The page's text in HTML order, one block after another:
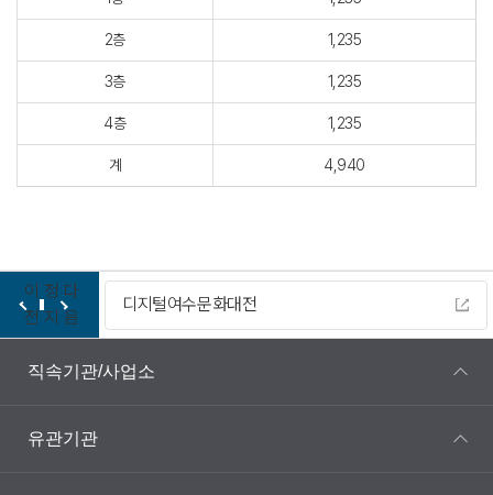
2층 1,235
3층 1,235
4층 1,235
계 4,940
이
전
정
지
다
음
디지털여수문화대전
직속기관/사업소
유관기관